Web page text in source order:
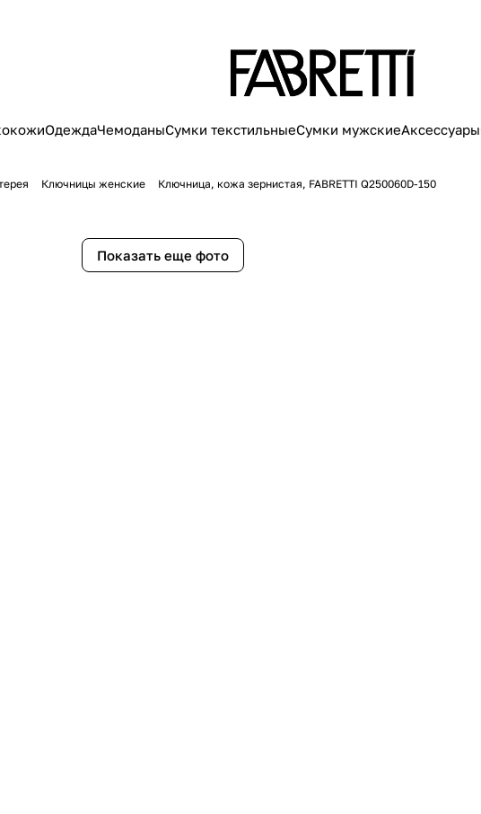
ОдеждаЧемоданыСумки текстильныеСумки мужскиеАксессуары
Ключницы женские Ключница, кожа зернистая, FABRETTI Q250060D-150
Показать еще фото